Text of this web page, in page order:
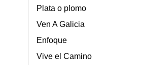
Plata o plomo
Ven A Galicia
Enfoque
Vive el Camino